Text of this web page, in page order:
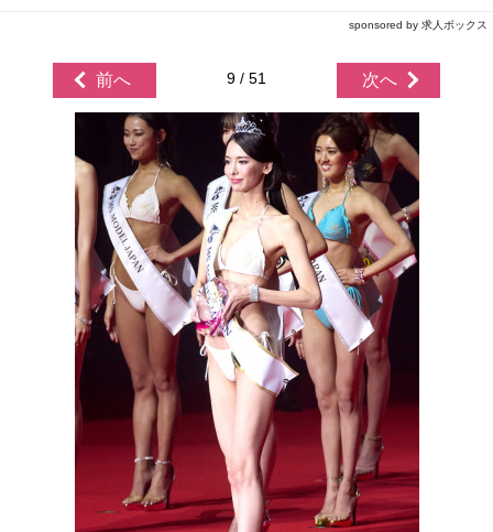
sponsored by 求人ボックス
前へ 9 / 51 次へ